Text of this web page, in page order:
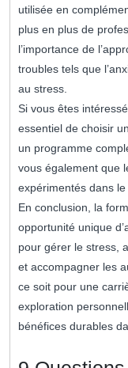
utilisée en
plus en plus de
l’importance de
troubles tels que
au stress.
Si vous êtes
essentiel de choisir
un programme
vous également que
expérimentés dans le
En conclusion, la
opportunité unique
pour gérer le stress,
et accompagner les
ce soit pour une
exploration
bénéfices durables